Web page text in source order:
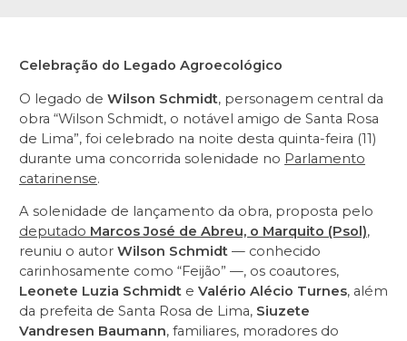
Celebração do Legado Agroecológico
O legado de Wilson Schmidt, personagem central da
obra “Wilson Schmidt, o notável amigo de Santa Rosa
de Lima”, foi celebrado na noite desta quinta-feira (11)
durante uma concorrida solenidade no Parlamento
catarinense.
A solenidade de lançamento da obra, proposta pelo
deputado Marcos José de Abreu, o Marquito (Psol),
reuniu o autor Wilson Schmidt — conhecido
carinhosamente como “Feijão” —, os coautores,
Leonete Luzia Schmidt e Valério Alécio Turnes, além
da prefeita de Santa Rosa de Lima, Siuzete
Vandresen Baumann, familiares, moradores do